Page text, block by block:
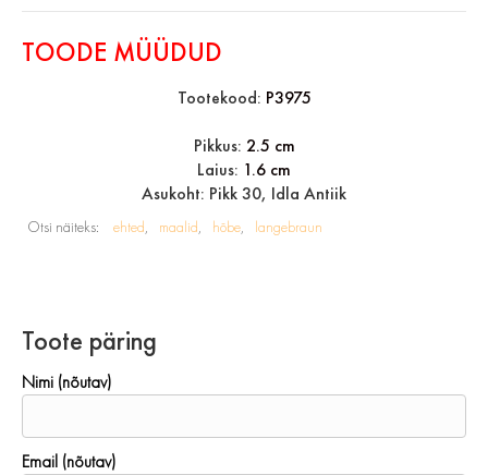
TOODE MÜÜDUD
Tootekood: P3975
Pikkus: 2.5 cm
Laius: 1.6 cm
Asukoht: Pikk 30, Idla Antiik
Otsi näiteks: ehted maalid hõbe langebraun
Toote päring
Nimi (nõutav)
Email (nõutav)